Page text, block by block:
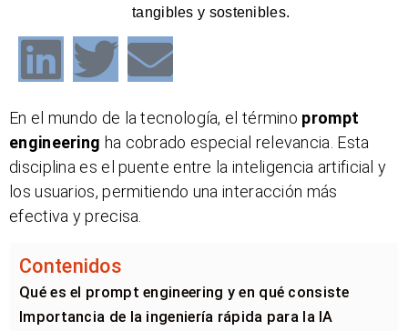
tangibles y sostenibles.
En el mundo de la tecnología, el término prompt
engineering ha cobrado especial relevancia. Esta
disciplina es el puente entre la inteligencia artificial y
los usuarios, permitiendo una interacción más
efectiva y precisa.
Contenidos
Qué es el prompt engineering y en qué consiste
Importancia de la ingeniería rápida para la IA